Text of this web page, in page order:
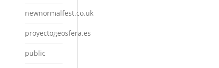
newnormalfest.co.uk
proyectogeosfera.es
public